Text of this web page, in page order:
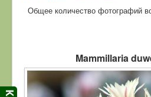
Галерея
Отзывы
Ссылки
Общее количество фотографий
Mammillaria